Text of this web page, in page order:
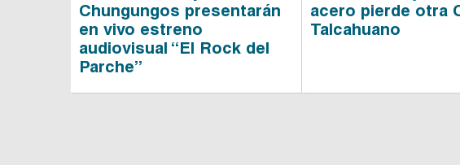
Chungungos presentarán
en vivo estreno
audiovisual “El Rock del
Parche”
acero pierde otra
Talcahuano